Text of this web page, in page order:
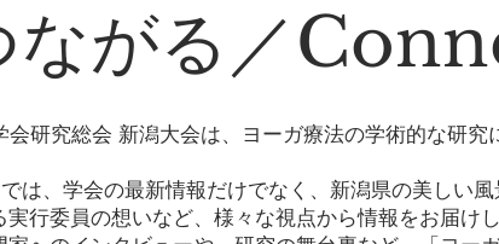
ながる／
会研究総会 新潟大会は、ヨーガ療法の学術的な研究
は、学会の最新情報だけでなく、新潟県の美しい
行委員の想いなど、様々な視点から情報をお届けし